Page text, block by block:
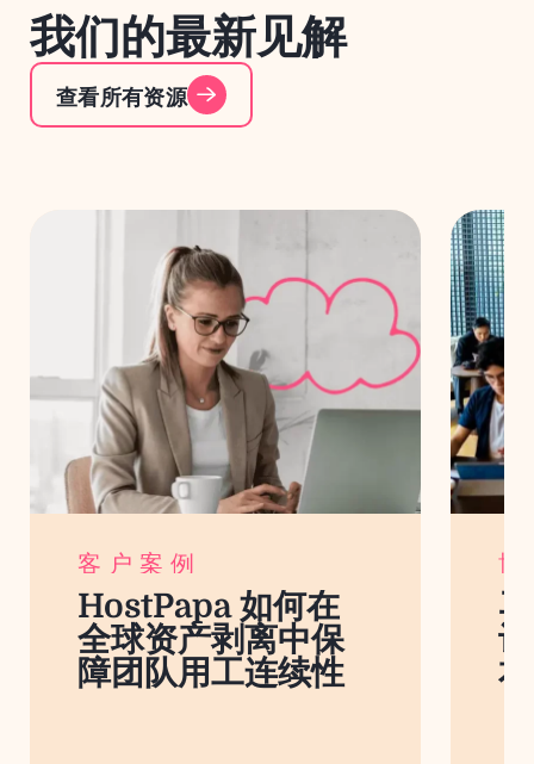
我们的最新见解
查看所有资源
客户案例
HostPapa 如何在
全球资产剥离中保
障团队用工连续性